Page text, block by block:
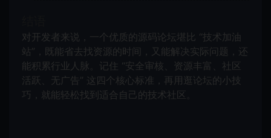
对开发者来说，一个优质的源码论坛堪比 “技术加油
站”，既能省去找资源的时间，又能解决实际问题，还
能积累行业人脉。记住 “安全审核、资源丰富、社区
活跃、无广告” 这四个核心标准，再用逛论坛的小技
巧，就能轻松找到适合自己的技术社区。